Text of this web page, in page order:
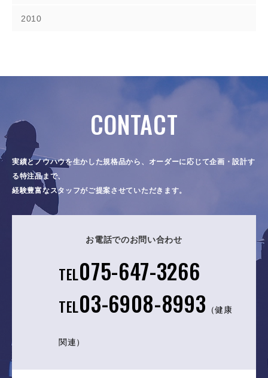
2010
CONTACT
実績とノウハウを生かした規格品から、オーダーに応じて企画・設計す
る特注品まで、
経験豊富なスタッフがご提案させていただきます。
お電話でのお問い合わせ
TEL075-647-3266
TEL03-6908-8993 （健康
関連）